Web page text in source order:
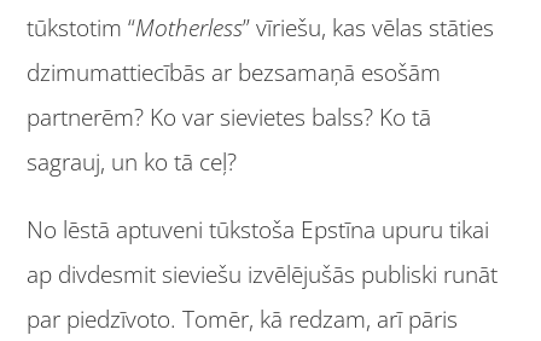
tūkstotim “Motherless” vīriešu, kas vēlas stāties
dzimumattiecībās ar bezsamaņā esošām
partnerēm? Ko var sievietes balss? Ko tā
sagrauj, un ko tā ceļ?
No lēstā aptuveni tūkstoša Epstīna upuru tikai
ap divdesmit sieviešu izvēlējušās publiski runāt
par piedzīvoto. Tomēr, kā redzam, arī pāris